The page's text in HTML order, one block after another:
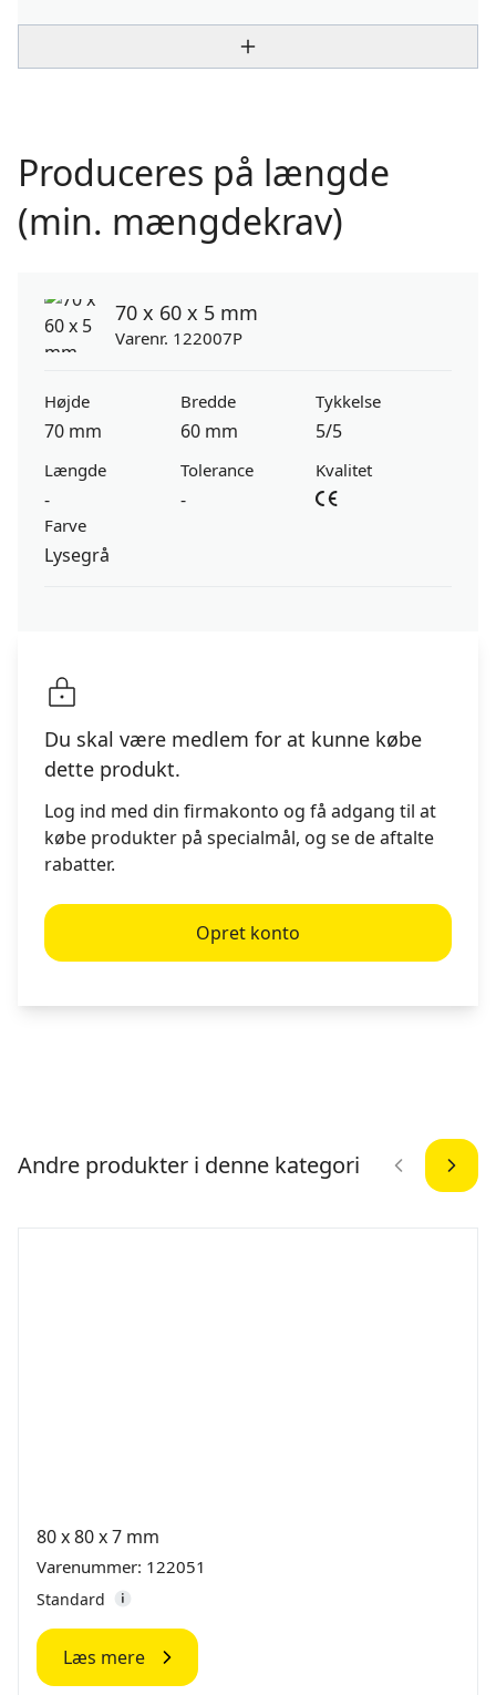
Produceres på længde
(min. mængdekrav)
70 x 60 x 5 mm
Varenr. 122007P
Højde
70 mm
Bredde
60 mm
Tykkelse
5/5
Længde
-
Tolerance
-
Kvalitet
Farve
Lysegrå
Du skal være medlem for at kunne købe
dette produkt.
Log ind med din firmakonto og få adgang til at
købe produkter på specialmål, og se de aftalte
rabatter.
Opret konto
Andre produkter i denne kategori
80 x 80 x 7 mm
Varenummer: 122051
Standard
Læs mere